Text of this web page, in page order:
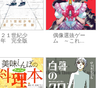
２１世紀少
年 完全版
偶像選抜ゲー
ム ～これ...